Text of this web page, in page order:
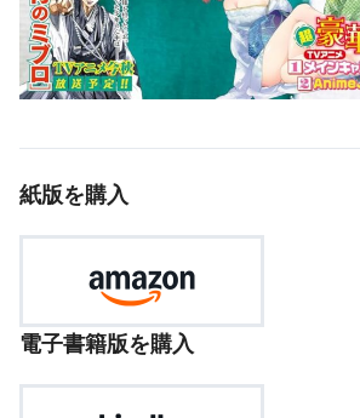
紙版を購入
電子書籍版を購入